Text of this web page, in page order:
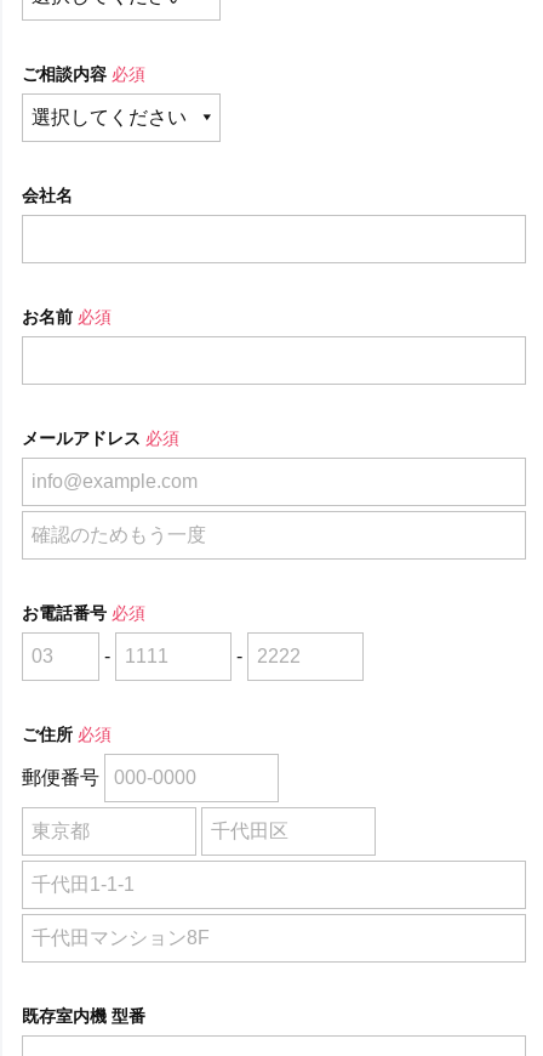
ご相談内容 必須
会社名
お名前 必須
メールアドレス 必須
お電話番号 必須
- -
ご住所 必須
郵便番号
既存室内機 型番